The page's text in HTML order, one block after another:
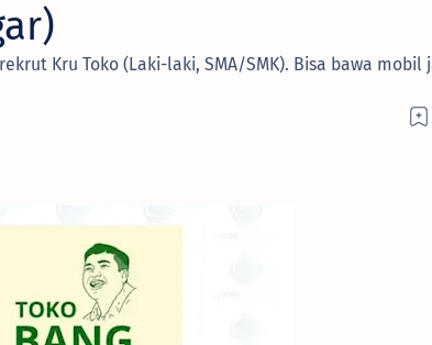
Kru Toko (Laki-laki, SMA/SMK). Bisa bawa mobil